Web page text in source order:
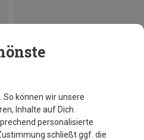
So können wir unsere
Inhalte auf Dich
personalisierte
schließt ggf. die